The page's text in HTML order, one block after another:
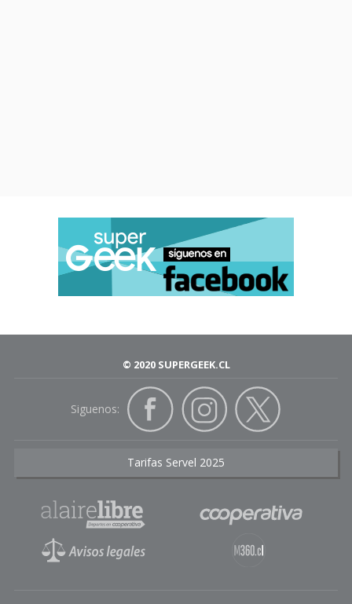
【Regarding the
Production Status of
"YURI!!! on ICE the movie:
ICE ADOLESCENCE"】
pic.twitter.com/i5GiLeTLdO
— TVアニメ「ユーリ!!! on ICE」 (@yurionice_PR)
Mientras seguimos esperando,
esperanzado,
pueden revivir
los 12 capítulos del anime en
© 2020 SUPERGEEK.CL
Siguenos:
Tarifas Servel 2025